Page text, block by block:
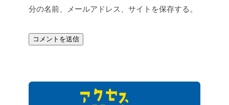
分の名前、メールアドレス、サイトを保存する。